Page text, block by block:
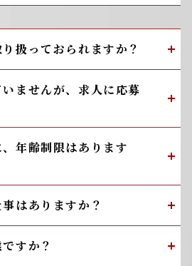
扱っておられますか？
ませんが、求人に応募
年齢制限はあります
はありますか？
すか？